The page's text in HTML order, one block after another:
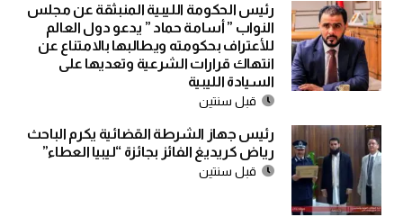
رئيس الحكومة الليبية المنبثقة عن مجلس
النواب ” أسامة حماد ” يدعو دول العالم
للأعتراف بحكومته ويطالبها بالامتناع عن
انتهاك قرارات الشرعية وتعديها على
السيادة الليبية
قبل سنتين
رئيس جهاز الشرطة القضائية يكرم الباحث
رياض كريديغ الفائز بجائزة “ليبيا العطاء”
قبل سنتين